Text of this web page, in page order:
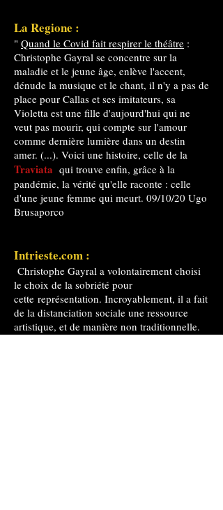
La Regione :
" Quand le Covid fait respirer le théâtre :
Christophe Gayral se concentre sur la
maladie et le jeune âge, enlève l'accent,
dénude la musique et le chant, il n'y a pas de
place pour Callas et ses imitateurs, sa
Violetta est une fille d'aujourd'hui qui ne
veut pas mourir, qui compte sur l'amour
comme dernière lumière dans un destin
amer. (...). Voici une histoire, celle de la
Traviata qui trouve enfin, grâce à la
pandémie, la vérité qu'elle raconte : celle
d'une jeune femme qui meurt. 09/10/20 Ugo
Brusaporco
Intrieste.com :
Christophe Gayral a volontairement choisi
le choix de la sobriété pour
cette représentation. Incroyablement, il a fait
de la distanciation sociale une ressource
artistique, et de manière non traditionnelle.